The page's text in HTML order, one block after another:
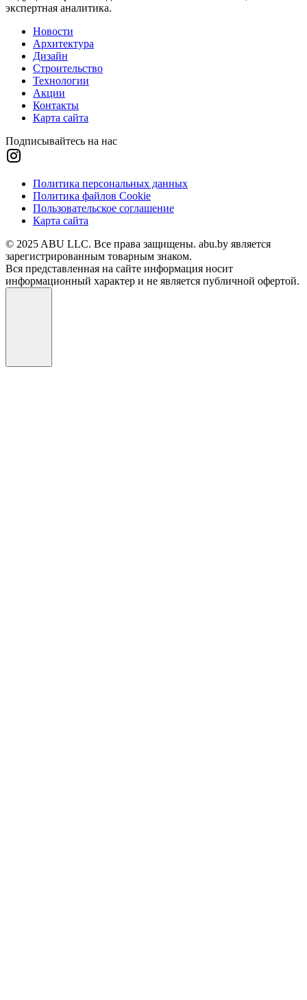
экспертная аналитика.
Новости
Архитектура
Дизайн
Строительство
Технологии
Акции
Контакты
Карта сайта
Подписывайтесь на нас
Политика персональных данных
Политика файлов Cookie
Пользовательское соглашение
Карта сайта
© 2025 ABU LLC. Все права защищены. abu.by является
зарегистрированным товарным знаком.
Вся представленная на сайте информация носит
информационный характер и не является публичной офертой.